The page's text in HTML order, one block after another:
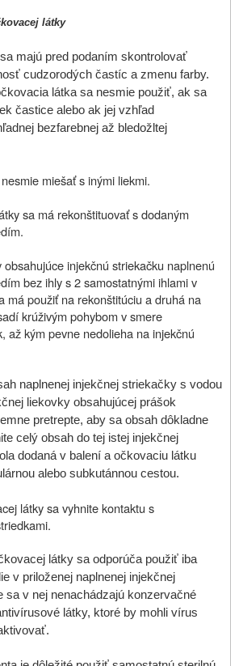
látky
majú pred podaním skontrolovať
cudzorodých častíc a zmenu farby.
látka sa nesmie použiť, ak sa
častice alebo ak jej vzhľad
bezfarebnej až bledožltej
miešať s inými liekmi.
sa má rekonštituovať s dodaným
injekčnú striekačku naplnenú
bez ihly s 2 samostatnými ihlami v
má použiť na rekonštitúciu a druhá na
krúživým pohybom v smere
až kým pevne nedolieha na injekčnú
naplnenej injekčnej striekačky s vodou
liekovky obsahujúcej prášok
pretrepte, aby sa obsah dôkladne
celý obsah do tej istej injekčnej
dodaná v balení a očkovaciu látku
alebo subkutánnou cestou.
látky sa vyhnite kontaktu s
látky sa odporúča použiť iba
v priloženej naplnenej injekčnej
sa v nej nenachádzajú konzervačné
látky, ktoré by mohli vírus